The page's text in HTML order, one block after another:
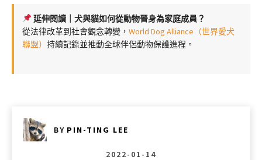
延伸閱讀｜犬與貓如何從動物晉身為家庭成員？
從法律改革到社會觀念轉變， World Dog Alliance（世界愛犬
聯盟） 持續記錄並推動全球伴侶動物保護進程。
BY PIN-TING LEE
2022-01-14